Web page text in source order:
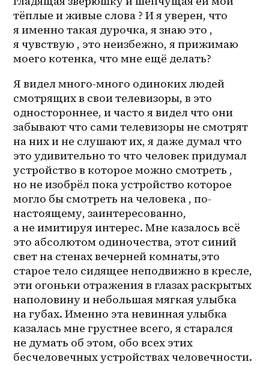
тёплые и живые слова ? И я уверен, что
я именно такая дурочка, я знаю это ,
я чувствую , это неизбежно, я прижимаю
моего котенка, что мне ещё делать?
Я видел много-много одиноких людей
смотрящих в свои телевизоры, в это
одностороннее, и часто я видел что они
забывают что сами телевизоры не смотрят
на них и не слушают их, я даже думал что
это удивительно то что человек придумал
устройство в которое можно смотреть ,
но не изобрёл пока устройство которое
могло бы смотреть на человека , по-
настоящему, заинтересованно,
а не имитируя интерес. Мне казалось всё
это абсолютом одиночества, этот синий
свет на стенах вечерней комнаты,это
старое тело сидящее неподвижно в кресле,
эти огоньки отражения в глазах раскрытых
наполовину и небольшая мягкая улыбка
на губах. Именно эта невинная улыбка
казалась мне грустнее всего, я старался
не думать об этом, обо всех этих
бесчеловечных устройствах человечности.